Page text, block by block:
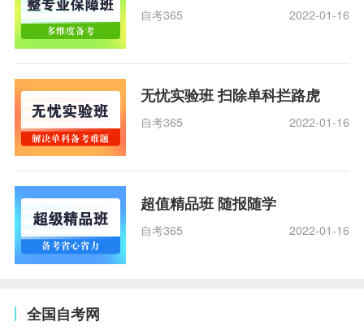
自考365 2022-01-16
无忧实验班 扫除单科拦路虎
自考365 2022-01-16
超值精品班 随报随学
自考365 2022-01-16
全国自考网